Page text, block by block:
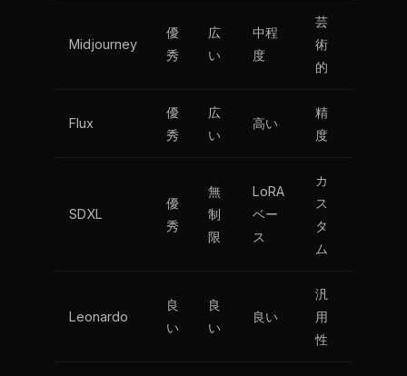
Midjourney
優
秀
広
い
中程
度
芸
術
的
Flux
優
秀
広
い
高い
精
度
SDXL
優
秀
無
制
限
LoRA
ベー
ス
カ
ス
タ
ム
Leonardo
良
い
良
い
良い
汎
用
性